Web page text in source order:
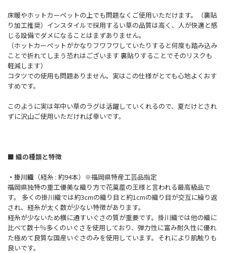
床暖やホットカーペットの上でも問題なくご使用いただけます。（裏貼
り加工推奨）インスタイルで採用するい草の品質は高く、人が快適と感
じる設備でダメになることはまずありません。
（ホットカーペットがかなりフワフワしていたりすると何度も踏み込み
ことで折れてしまう恐れはございます 裏貼りすることでそのリスクも
軽減します）
コタツでの使用も問題ありません。実はこの仕様がとても心地よくおす
すめです。
このように実は年中い草のラグは活躍していくれるので、夏だけとされ
ずに沢山ご使用いただければ幸いです。
■ 織の種類と特徴
・掛川織 （経糸 : 約94本）※福岡県特産工芸品指定
福岡県独特の重工優美な織り方で花茣蓙の王様と言われる最高級品で
す。 多くの掛川織では約3cmの織り目と約1cmの織り目が交互に繰り返
され、経糸が太く数が少ない特徴があります。
経糸が少ないため横に通すいぐさの質が重要です。掛川織では他の織に
比べて数十％多くのいぐさを使用しており、弾力性に富み耐久性に優れ
た極めて良質な国産いぐさのみを使用しています。それにより肌触りも
良いです。